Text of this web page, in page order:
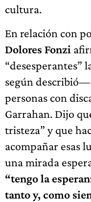
cultura.
En relación con
Dolores Fonzi
“desesperantes”
según describió—
personas con
Garrahan. Dijo
tristeza” y que
acompañar esas
una mirada
“tengo la
tanto y, como